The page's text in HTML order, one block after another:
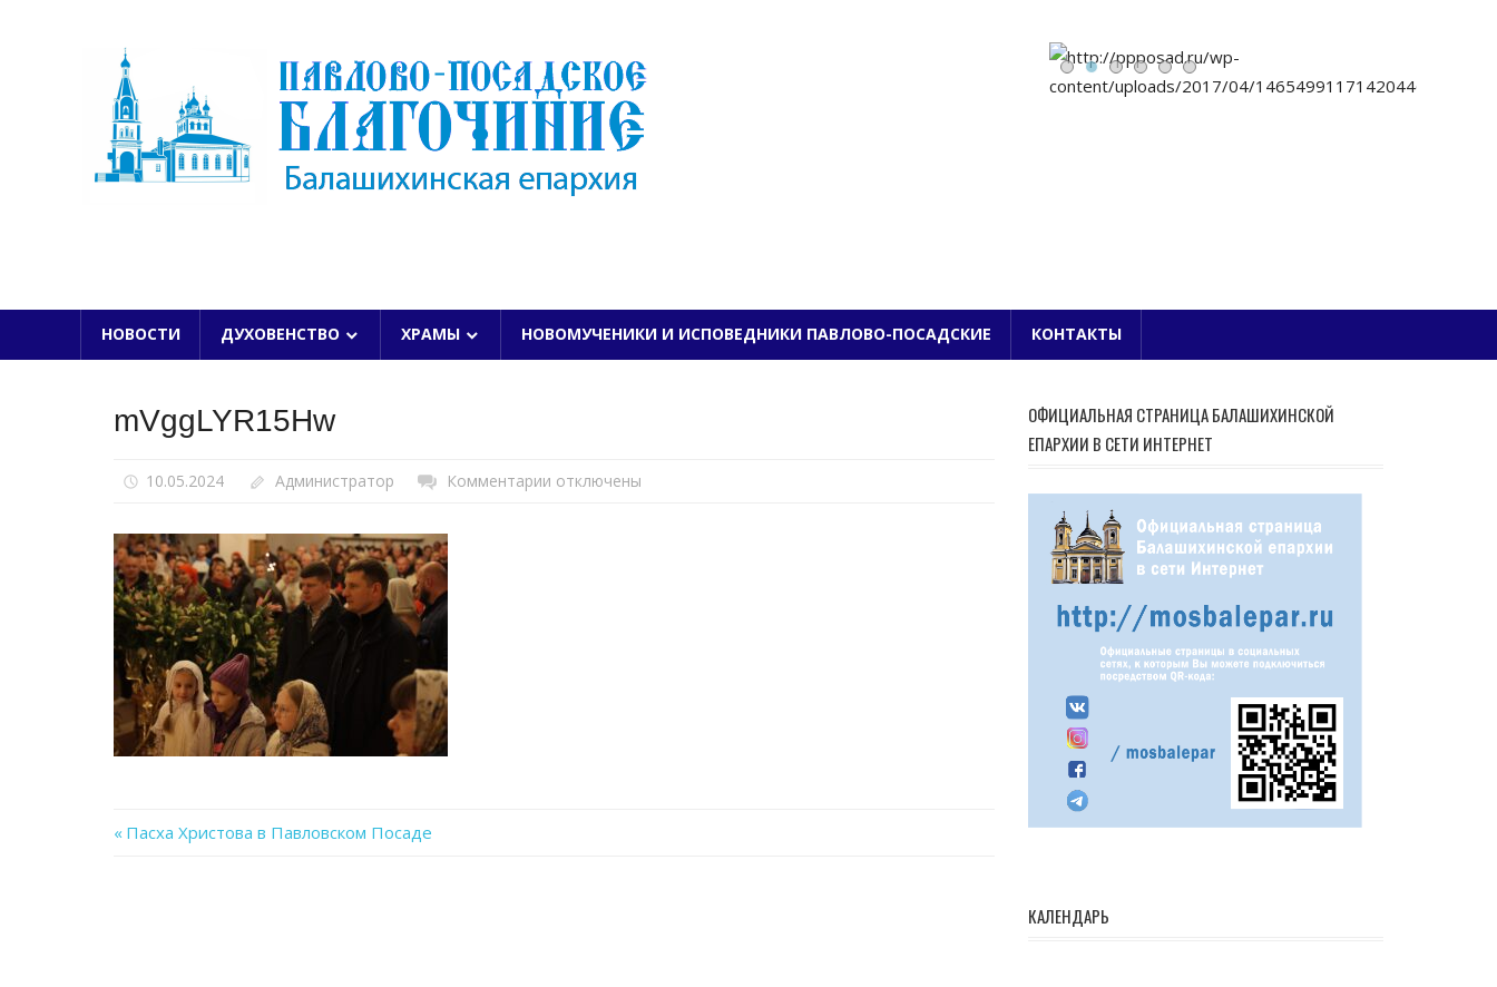
ПАВЛОВО-ПОСАДСКОЕ БЛАГОЧИНИЕ
НОВОСТИ ДУХОВЕНСТВО ХРАМЫ НОВОМУЧЕНИКИ И ИСПОВЕДНИКИ ПАВЛОВО-ПОСАДСКИЕ КОНТАКТЫ
mVggLYR15Hw
10.05.2024 Администратор Комментарии котключены
Previous
Пасха Христова в Павловском Посаде
ОФИЦИАЛЬНАЯ СТРАНИЦА БАЛАШИХИНСКОЙ
ЕПАРХИИ В СЕТИ ИНТЕРНЕТ
КАЛЕНДАРЬ